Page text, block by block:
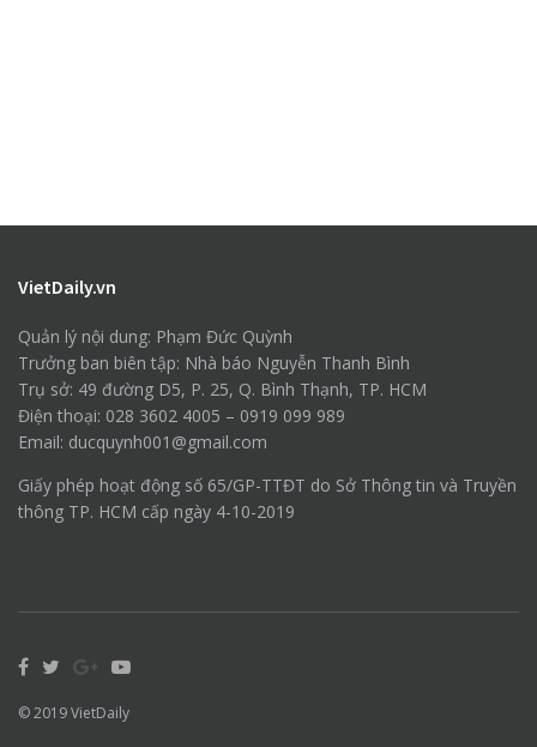
VietDaily.vn
Quản lý nội dung: Phạm Đức Quỳnh
Trưởng ban biên tập: Nhà báo Nguyễn Thanh Bình
Trụ sở: 49 đường D5, P. 25, Q. Bình Thạnh, TP. HCM
Điện thoại: 028 3602 4005 – 0919 099 989
Email: ducquynh001@gmail.com
Giấy phép hoạt động số 65/GP-TTĐT do Sở Thông tin và Truyền
thông TP. HCM cấp ngày 4-10-2019
© 2019VietDaily